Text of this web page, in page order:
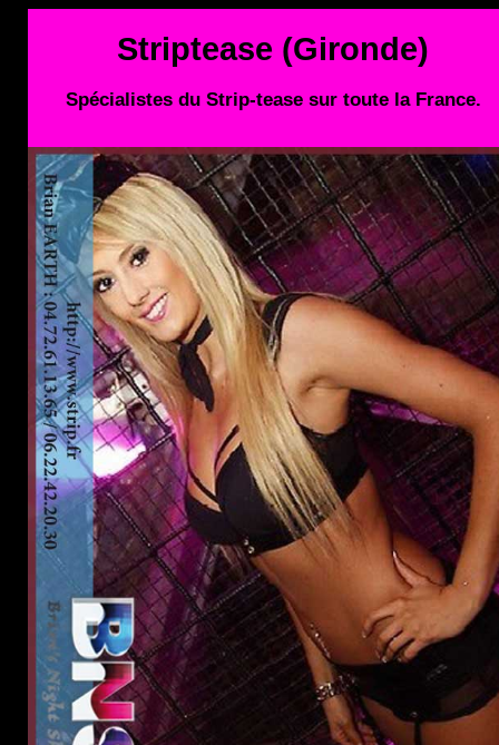
Striptease (Gironde)
Spécialistes du Strip-tease sur toute la France.